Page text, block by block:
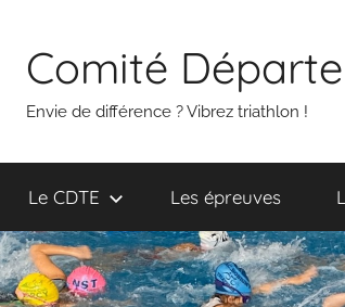
contenu
Comité
Envie de différence ? Vibrez triathlon !
Le CDTE Les épreuves